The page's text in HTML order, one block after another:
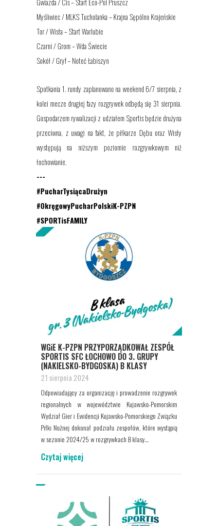
WGiE K-PZPN PRZYPORZĄDKOWAŁ ZESPÓŁ
SPORTIS SFC ŁOCHOWO DO 3. GRUPY
(NAKIELSKO-BYDGOSKA) B KLASY
21 sierpnia 2024
Odpowiadający za organizację i prowadzenie rozgrywek
regionalnych w województwie Kujawsko-Pomorskim
Wydział Gier i Ewidencji Kujawsko-Pomorskiego Związku
Piłki Nożnej dokonał podziału zespołów, które wystąpią
w sezonie 2024/25 w rozgrywkach B klasy...
Czytaj więcej
Gwiazda / Cis – Start Eco-Pol Pruszcz
Myśliwiec / MLKS Tucholanka – Krajna Sępólno Krajeńskie
Tor / Wisła – Start Warlubie
Czarni / Grom – Wda Świecie
Sokół / Gryf – Noteć Łabiszyn
Spotkania 1. rundy zaplanowano na weekend 6/7 sierpnia, z
kolei mecze drugiej fazy rozgrywek odbędą się 31 sierpnia.
Gospodarzem rywalizacji z udziałem Sportis będzie drużyna
przeciwna, z uwagi na fakt, że piłkarze Dębu oraz Wisły
występują na niższym poziomie rozgrywkowym niż
łochowianie.
---
#PucharTysiącaDrużyn
#OkręgowyPucharPolskiK-PZPN
#SPORTisFAMILY